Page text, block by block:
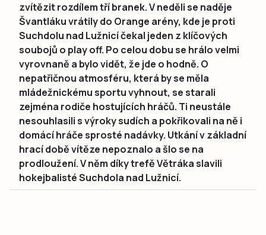
zvítězit rozdílem tří branek. V neděli se naděje
Švantláku vrátily do Orange arény, kde je proti
Suchdolu nad Lužnicí čekal jeden z klíčových
soubojů o play off. Po celou dobu se hrálo velmi
vyrovnaně a bylo vidět, že jde o hodně. O
nepatřičnou atmosféru, která by se měla
mládežnickému sportu vyhnout, se starali
zejména rodiče hostujících hráčů. Ti neustále
nesouhlasili s výroky sudích a pokřikovali na ně i
domácí hráče sprosté nadávky. Utkání v základní
hrací době vítěze nepoznalo a šlo se na
prodloužení. V něm díky trefě Větráka slavili
hokejbalisté Suchdola nad Lužnicí.